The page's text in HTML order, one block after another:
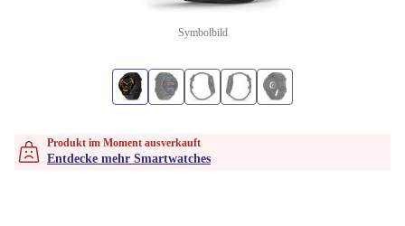
Symbolbild
Produkt im Moment ausverkauft
Entdecke mehr Smartwatches